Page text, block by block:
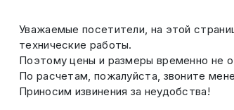
Уважаемые посетители, на этой
технические работы.
Поэтому цены и размеры временно не
По расчетам, пожалуйста, звоните
Приносим извинения за неудобства!